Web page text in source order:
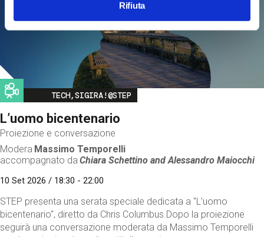
Rifiuta
Image
TECH,SIGIRA!@STEP
L’uomo bicentenario
Proiezione e conversazione
Modera Massimo Temporelli
accompagnato da Chiara Schettino andAlessandro Maiocchi
10 Set 2026 / 18:30 - 22:00
STEP presenta una serata speciale dedicata a "L’uomo
bicentenario", diretto da Chris Columbus.Dopo la proiezione
seguirà una conversazione moderata da Massimo Temporelli